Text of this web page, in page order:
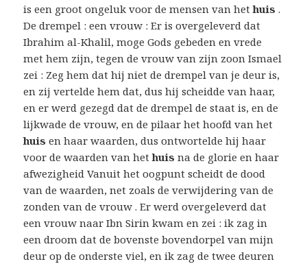
is een groot ongeluk voor de mensen van hethuis .
De drempel : een vrouw : Er is overgeleverd dat
Ibrahim al-Khalil, moge Gods gebeden en vrede
met hem zijn, tegen de vrouw van zijn zoon Ismael
zei : Zeg hem dat hij niet de drempel van je deur is,
en zij vertelde hem dat, dus hij scheidde van haar,
en er werd gezegd dat de drempel de staat is, en de
lijkwade de vrouw, en de pilaar het hoofd van het
huis en haar waarden, dus ontwortelde hij haar
voor de waarden van hethuis na de glorie en haar
afwezigheid Vanuit het oogpunt scheidt de dood
van de waarden, net zoals de verwijdering van de
zonden van de vrouw . Er werd overgeleverd dat
een vrouw naar Ibn Sirin kwam en zei : ik zag in
een droom dat de bovenste bovendorpel van mijn
deur op de onderste viel, en ik zag de twee deuren